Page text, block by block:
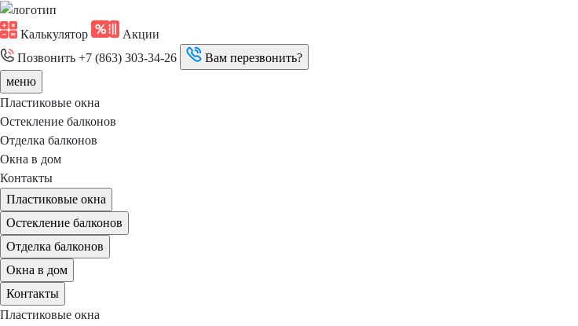
Калькулятор
Акции
Позвонить +7 (863) 303-34-26
Вам перезвонить?
меню
Пластиковые окна
Остекление балконов
Отделка балконов
Окна в дом
Контакты
Пластиковые окна
Остекление балконов
Отделка балконов
Окна в дом
Контакты
Пластиковые окна